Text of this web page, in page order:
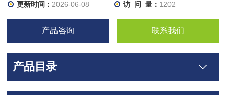
更新时间： 2026-06-08 访 问 量： 1202
产品咨询 联系我们
产品目录